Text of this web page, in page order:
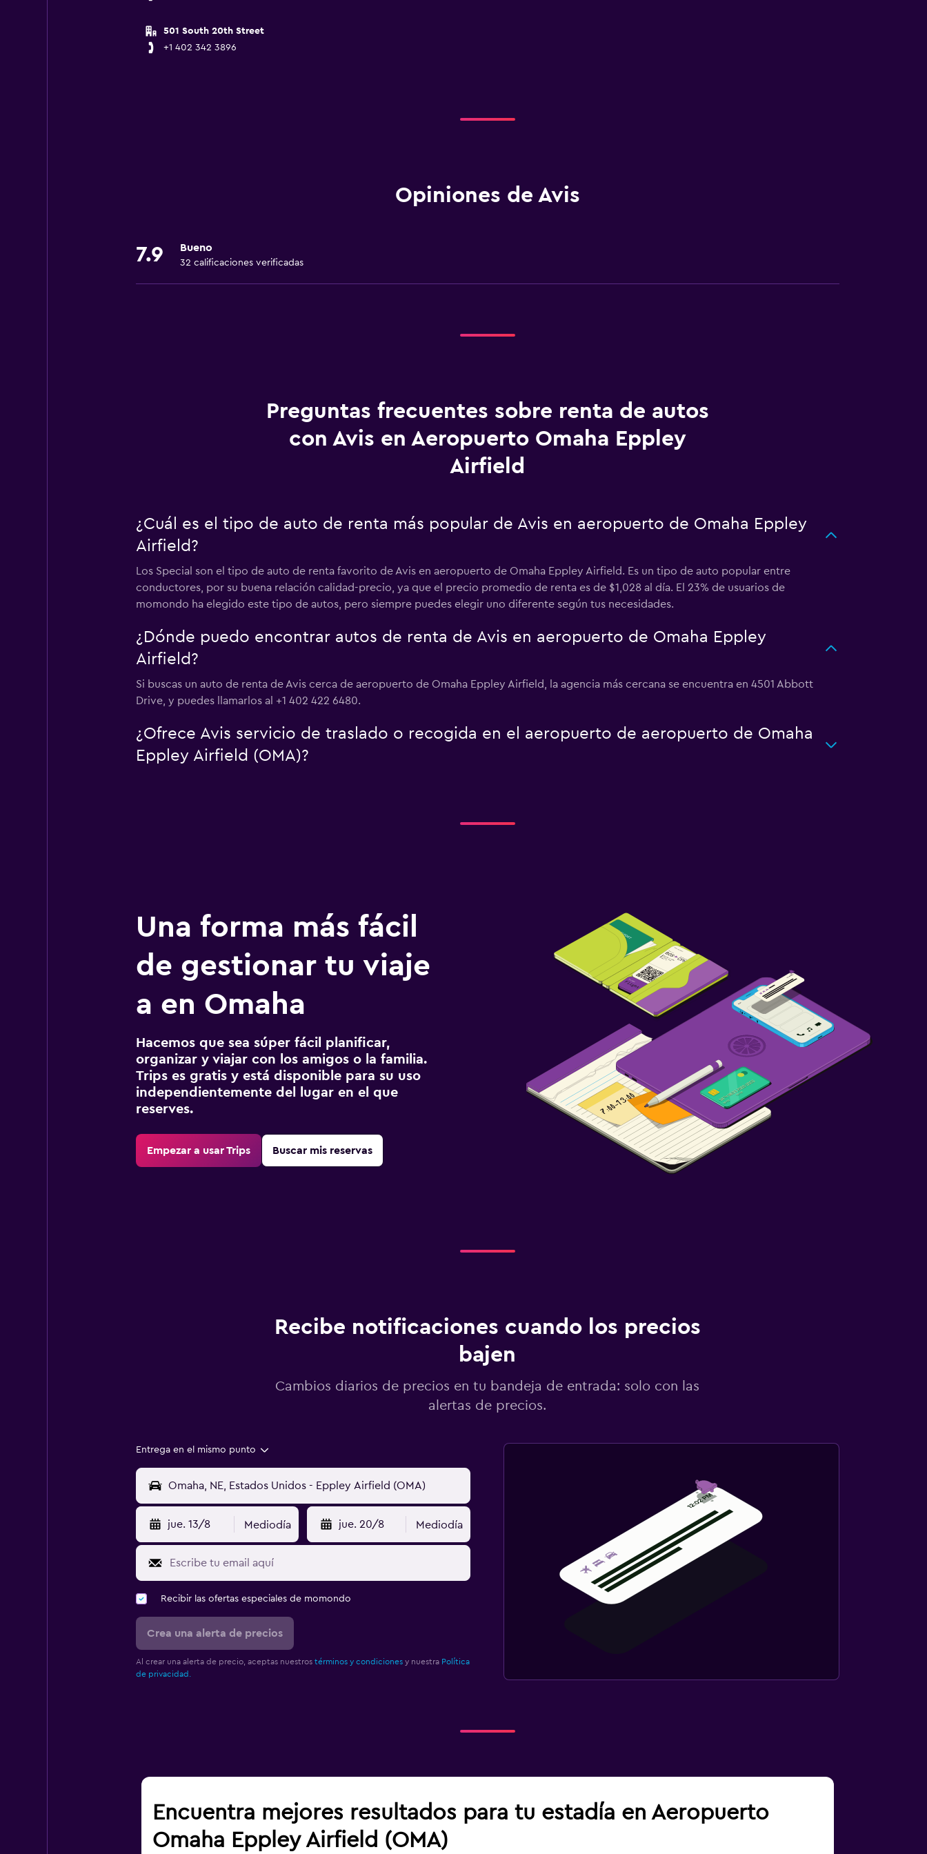
501 South 20th Street
+1 402 342 3896
Opiniones de Avis
7.9 Bueno
32 calificaciones verificadas
Preguntas frecuentes sobre renta de autos
con Avis en Aeropuerto Omaha Eppley
Airfield
¿Cuál es el tipo de auto de renta más popular de Avis en aeropuerto de Omaha Eppley
Airfield?
Los Special son el tipo de auto de renta favorito de Avis en aeropuerto de Omaha Eppley Airfield. Es un tipo de auto popular entre
conductores, por su buena relación calidad-precio, ya que el precio promedio de renta es de $1,028 al día. El 23% de usuarios de
momondo ha elegido este tipo de autos, pero siempre puedes elegir uno diferente según tus necesidades.
¿Dónde puedo encontrar autos de renta de Avis en aeropuerto de Omaha Eppley
Airfield?
Si buscas un auto de renta de Avis cerca de aeropuerto de Omaha Eppley Airfield, la agencia más cercana se encuentra en 4501 Abbott
Drive, y puedes llamarlos al +1 402 422 6480.
¿Ofrece Avis servicio de traslado o recogida en el aeropuerto de aeropuerto de Omaha
Eppley Airfield (OMA)?
Una forma más fácil
de gestionar tu viaje
a en Omaha
Hacemos que sea súper fácil planificar,
organizar y viajar con los amigos o la familia.
Trips es gratis y está disponible para su uso
independientemente del lugar en el que
reserves.
Empezar a usar Trips Buscar mis reservas
Recibe notificaciones cuando los precios
bajen
Cambios diarios de precios en tu bandeja de entrada: solo con las
alertas de precios.
Entrega en el mismo punto
jue. 13/8 Mediodía jue. 20/8 Mediodía
Recibir las ofertas especiales de momondo
Crea una alerta de precios
Al crear una alerta de precio, aceptas nuestros términos y condicionesy nuestra Política
de privacidad.
Encuentra mejores resultados para tu estadía en Aeropuerto
Omaha Eppley Airfield (OMA)